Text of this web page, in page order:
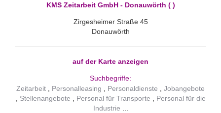
KMS Zeitarbeit GmbH - Donauwörth ( )
Zirgesheimer Straße 45
Donauwörth
auf der Karte anzeigen
Suchbegriffe:
Zeitarbeit
Personalleasing Personaldienste
Jobangebote
Stellenangebote
Personal für Transporte
Personal für die
Industrie